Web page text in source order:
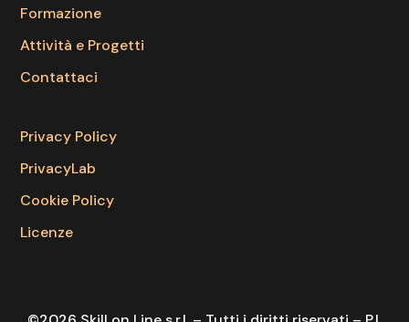
Formazione
Attività e Progetti
Contattaci
Privacy Policy
PrivacyLab
Cookie Policy
Licenze